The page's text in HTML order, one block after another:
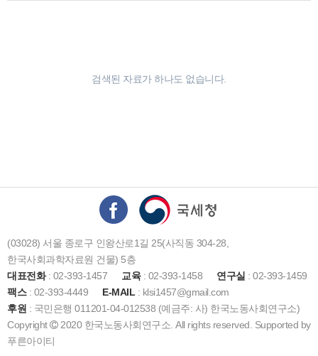
검색된 자료가 하나도 없습니다.
(03028) 서울 종로구 인왕산로1길 25(사직동 304-28,
한국사회과학자료원 건물) 5층
대표전화: 02-393-1457 교육: 02-393-1458 연구실 : 02-393-1459
팩스: 02-393-4449 E-MAIL : klsi1457@gmail.com
후원 : 국민은행 011201-04-012538 (예금주: 사) 한국노동사회연구소)
Copyright
2020 한국노동사회연구소. All rights reserved. Supported by
푸른아이티